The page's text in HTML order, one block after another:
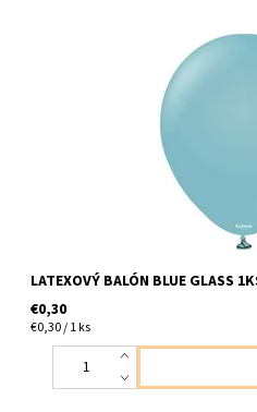
latexový balón modre sklo balení
dodavame nenafukany
LATEXOVÝ BALÓN BLUE GLASS
€0,30
€0,30 / 1 ks